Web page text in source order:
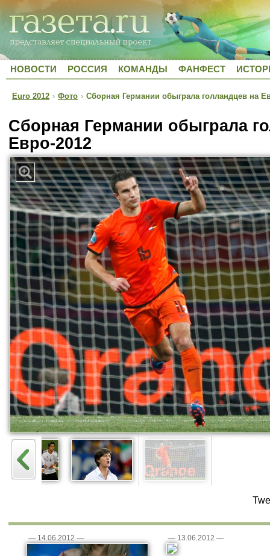
НОВОСТИ РОССИЯ КОМАНДЫ ФАНФЕСТ
Euro 2012 › Фото › Сборная Германии обыграла голландцев на
Сборная Германии обыграла
Евро-2012
— 14.06.2012 — — 13.06.2012 —